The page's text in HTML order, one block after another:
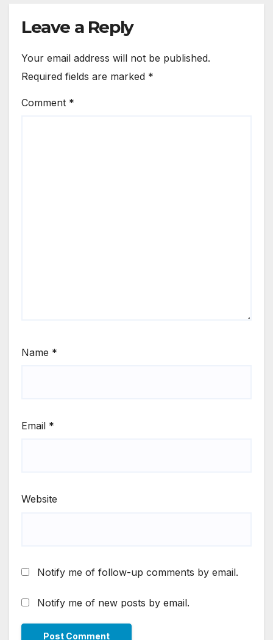
Leave a Reply
Your email address will not be published.
Required fields are marked *
Comment *
Name *
Email *
Website
Notify me of follow-up comments by email.
Notify me of new posts by email.